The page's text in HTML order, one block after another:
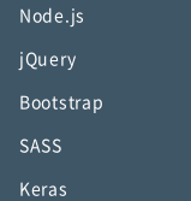
Node.js
jQuery
Bootstrap
SASS
Keras